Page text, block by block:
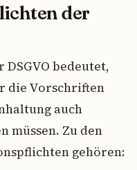
der
bedeutet,
die Vorschriften
auch
müssen. Zu den
gehören: